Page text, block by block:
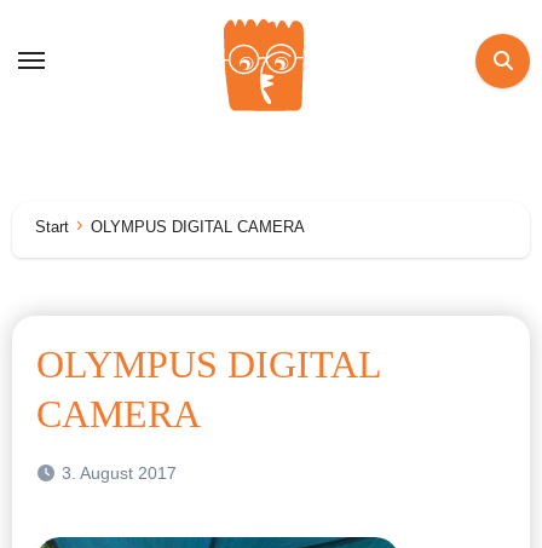
Inhalt
Start OLYMPUS DIGITAL CAMERA
OLYMPUS DIGITAL
CAMERA
3. August 2017